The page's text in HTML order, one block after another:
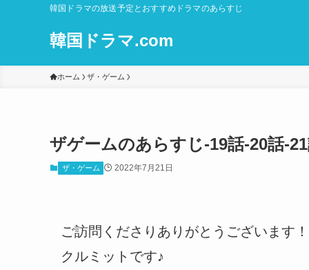
韓国ドラマの放送予定とおすすめドラマのあらすじ
韓国ドラマ.com
ホーム ザ・ゲーム
ザゲームのあらすじ-19話-20話-
ザ・ゲーム 2022年7月21日
ご訪問くださりありがとうございます！
クルミットです♪